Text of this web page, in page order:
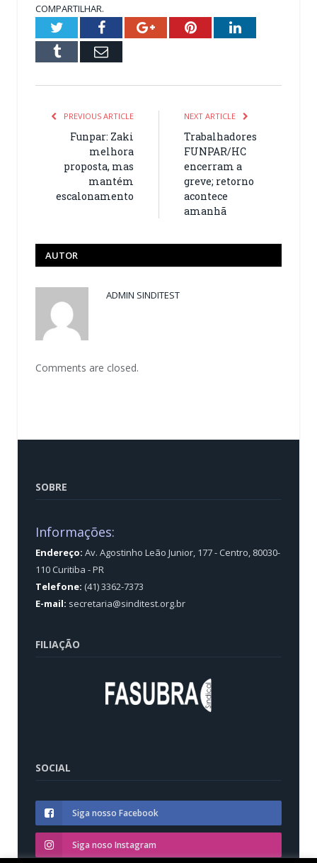
COMPARTILHAR.
TwitterFacebookGoogle+PinterestLinkedIn
Tumblr Email
PREVIOUS ARTICLE
Funpar: Zaki
melhora
proposta, mas
mantém
escalonamento
NEXT ARTICLE
Trabalhadores
FUNPAR/HC
encerram a
greve; retorno
acontece
amanhã
AUTOR
ADMIN SINDITEST
Comments are closed.
SOBRE
Informações:
Endereço: Av. Agostinho Leão Junior, 177 - Centro, 80030-
110 Curitiba - PR
Telefone: (41) 3362-7373
E-mail: secretaria@sinditest.org.br
FILIAÇÃO
SOCIAL
Siga nosso Facebook
Siga noso Instagram